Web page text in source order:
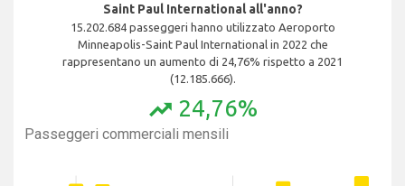
Saint Paul International all'anno?
15.202.684 passeggeri hanno utilizzato Aeroporto
Minneapolis-Saint Paul International in 2022 che
rappresentano un aumento di 24,76% rispetto a 2021
(12.185.666).
trending_up 24,76%
Passeggeri commerciali mensili